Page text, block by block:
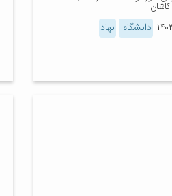
دانشگاه نهاد